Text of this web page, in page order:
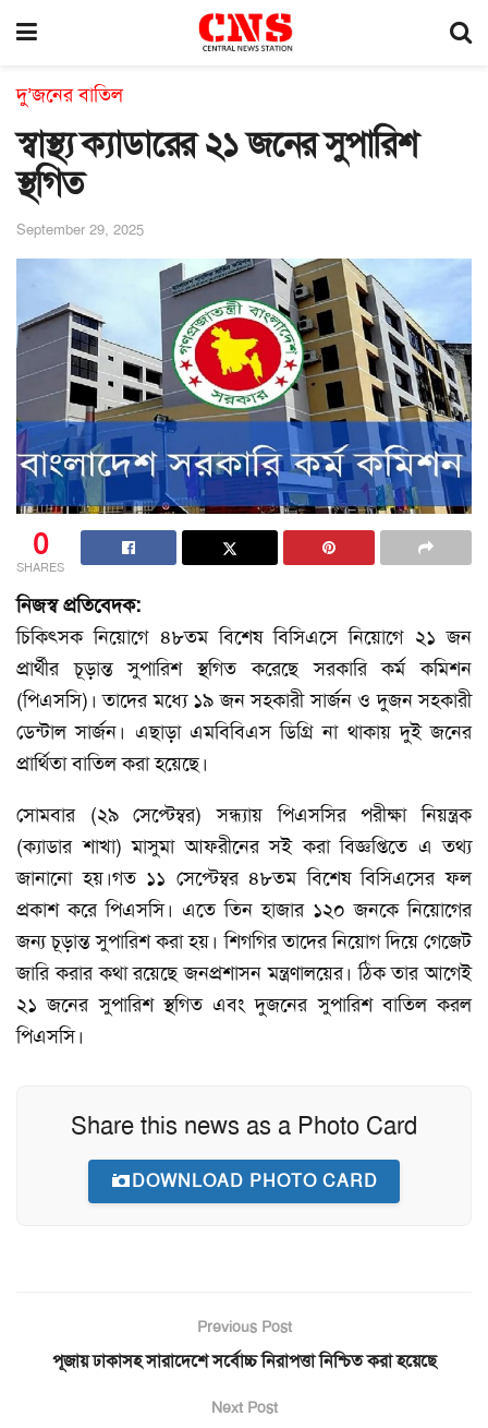
দু’জনের বাতিল
স্বাস্থ্য ক্যাডারের ২১ জনের সুপারিশ
স্থগিত
September 29, 2025
0
SHARES
নিজস্ব প্রতিবেদক:
চিকিৎসক নিয়োগে ৪৮তম বিশেষ বিসিএসে নিয়োগে ২১ জন
প্রার্থীর চূড়ান্ত সুপারিশ স্থগিত করেছে সরকারি কর্ম কমিশন
(পিএসসি)। তাদের মধ্যে ১৯ জন সহকারী সার্জন ও দুজন সহকারী
ডেন্টাল সার্জন। এছাড়া এমবিবিএস ডিগ্রি না থাকায় দুই জনের
প্রার্থিতা বাতিল করা হয়েছে।
সোমবার (২৯ সেপ্টেম্বর) সন্ধ্যায় পিএসসির পরীক্ষা নিয়ন্ত্রক
(ক্যাডার শাখা) মাসুমা আফরীনের সই করা বিজ্ঞপ্তিতে এ তথ্য
জানানো হয়।গত ১১ সেপ্টেম্বর ৪৮তম বিশেষ বিসিএসের ফল
প্রকাশ করে পিএসসি। এতে তিন হাজার ১২০ জনকে নিয়োগের
জন্য চূড়ান্ত সুপারিশ করা হয়। শিগগির তাদের নিয়োগ দিয়ে গেজেট
জারি করার কথা রয়েছে জনপ্রশাসন মন্ত্রণালয়ের। ঠিক তার আগেই
২১ জনের সুপারিশ স্থগিত এবং দুজনের সুপারিশ বাতিল করল
পিএসসি।
Share this news as a Photo Card
DOWNLOAD PHOTO CARD
Previous Post
পূজায় ঢাকাসহ সারাদেশে সর্বোচ্চ নিরাপত্তা নিশ্চিত করা হয়েছে
Next Post